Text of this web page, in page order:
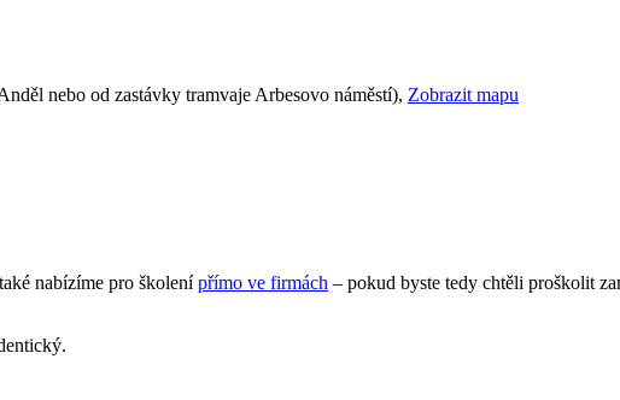
nebo od zastávky tramvaje Arbesovo náměstí), Zobrazit mapu
nabízíme pro školení přímo ve firmách – pokud byste tedy chtěli proškolit